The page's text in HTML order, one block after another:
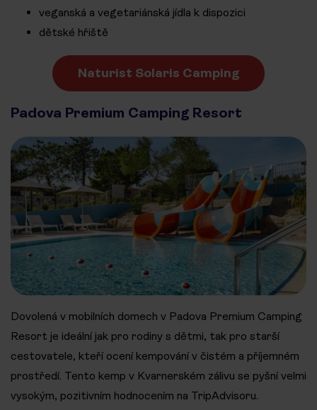
veganská a vegetariánská jídla k dispozici
dětské hřiště
Naturist Solaris Camping
Padova Premium Camping Resort
Dovolená v mobilních domech v Padova Premium Camping
Resort je ideální jak pro rodiny s dětmi, tak pro starší
cestovatele, kteří ocení kempování v čistém a příjemném
prostředí. Tento kemp v Kvarnerském zálivu se pyšní velmi
vysokým, pozitivním hodnocením na TripAdvisoru.